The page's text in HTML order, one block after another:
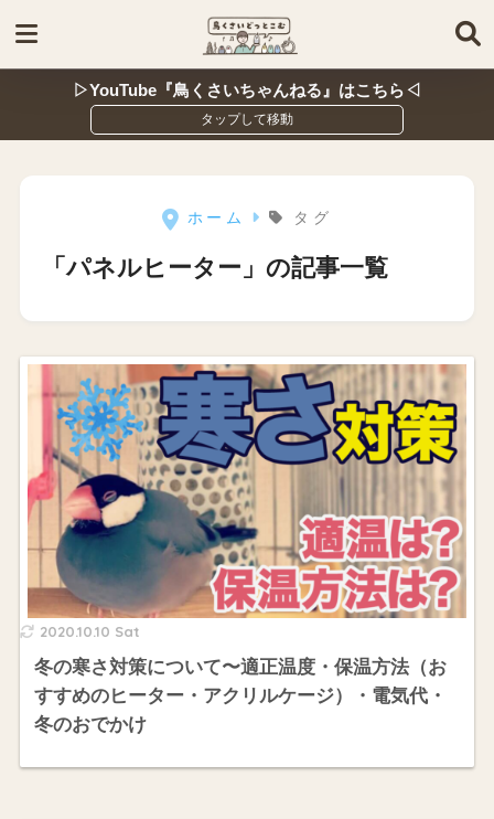
▷YouTube『鳥くさいちゃんねる』はこちら◁
ホーム タグ
「パネルヒーター」の記事一覧
2020.10.10 Sat
冬の寒さ対策について〜適正温度・保温方法（お
すすめのヒーター・アクリルケージ）・電気代・
冬のおでかけ